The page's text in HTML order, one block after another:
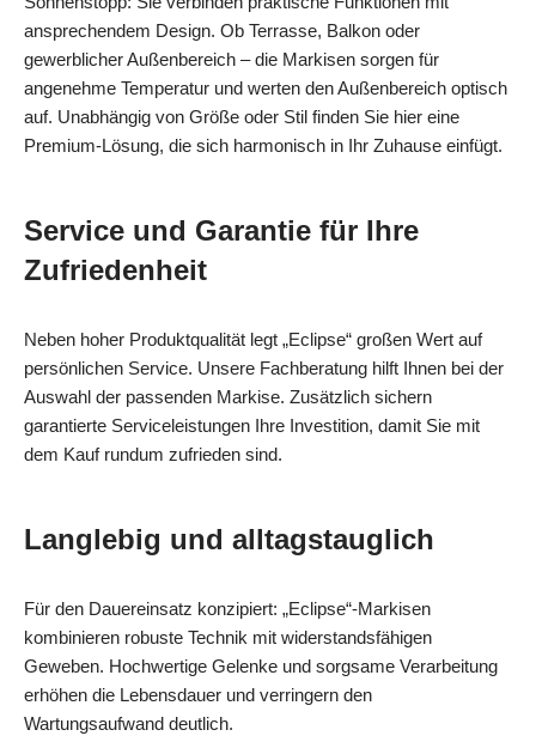
ansprechendem Design. Ob Terrasse, Balkon oder
gewerblicher Außenbereich – die Markisen sorgen für
angenehme Temperatur und werten den Außenbereich optisch
auf. Unabhängig von Größe oder Stil finden Sie hier eine
Premium-Lösung, die sich harmonisch in Ihr Zuhause einfügt.
Service und Garantie für Ihre
Zufriedenheit
Neben hoher Produktqualität legt „Eclipse“ großen Wert auf
persönlichen Service. Unsere Fachberatung hilft Ihnen bei der
Auswahl der passenden Markise. Zusätzlich sichern
garantierte Serviceleistungen Ihre Investition, damit Sie mit
dem Kauf rundum zufrieden sind.
Langlebig und alltagstauglich
Für den Dauereinsatz konzipiert: „Eclipse“-Markisen
kombinieren robuste Technik mit widerstandsfähigen
Geweben. Hochwertige Gelenke und sorgsame Verarbeitung
erhöhen die Lebensdauer und verringern den
Wartungsaufwand deutlich.